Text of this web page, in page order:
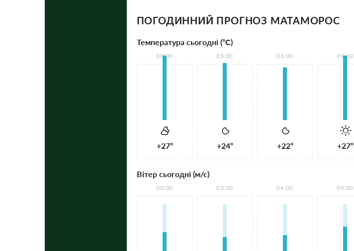
ПОГОДИННИЙ ПРОГНОЗ МАТАМОРОС
Температура сьогодні (°С)
00:00
+27°
03:00
+24°
06:00
+22°
09:00
+27°
Вітер сьогодні (м/с)
00:00 03:00 06:00 09:00